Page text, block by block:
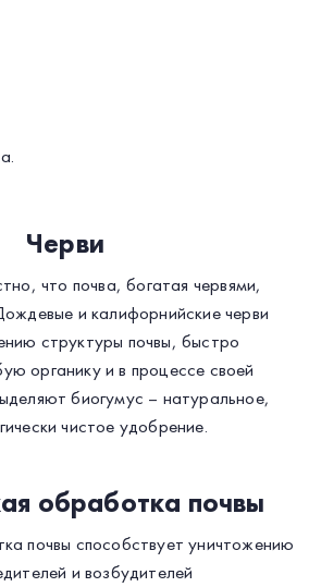
Черви
что почва, богатая червями,
и калифорнийские черви
структуры почвы, быстро
органику и в процессе своей
биогумус – натуральное,
чистое удобрение.
обработка почвы
почвы способствует уничтожению
и возбудителей